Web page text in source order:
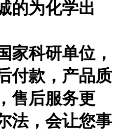
的为化学出
家科研单位，
付款，产品质
售后服务更
法，会让您事